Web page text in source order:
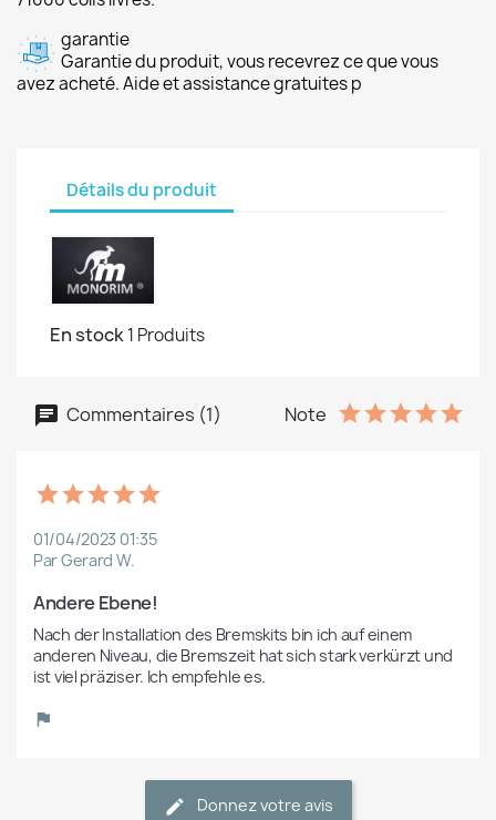
garantie
Garantie du produit, vous recevrez ce que vous
avez acheté. Aide et assistance gratuites p
Détails du produit
En stock1 Produits
Commentaires (1) Note
01/04/2023 01:35
Par Gerard W.
Andere Ebene!
Nach der Installation des Bremskits bin ich auf einem
anderen Niveau, die Bremszeit hat sich stark verkürzt und
ist viel präziser. Ich empfehle es.
Donnez votre avis